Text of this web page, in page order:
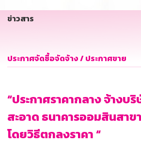
ข่าวสาร
ประกาศจัดซื้อจัดจ้าง / ประกาศขาย
“ประกาศราคากลาง จ้างบ
สะอาด ธนาคารออมสินสา
โดยวิธีตกลงราคา “